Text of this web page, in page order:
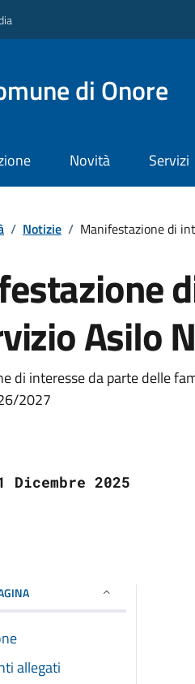
di Onore
Novità Servizi
/ Notizie / Manifestazione di
Asilo
di interesse da parte delle
2027
Dicembre 2025
allegati